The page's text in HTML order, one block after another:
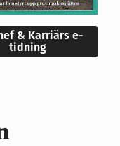
& Karriärs e-
tidning